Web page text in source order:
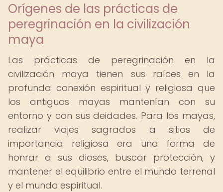
Orígenes de las prácticas de
peregrinación en la civilización
maya
Las prácticas de peregrinación en la
civilización maya tienen sus raíces en la
profunda conexión espiritual y religiosa que
los antiguos mayas mantenían con su
entorno y con sus deidades. Para los mayas,
realizar viajes sagrados a sitios de
importancia religiosa era una forma de
honrar a sus dioses, buscar protección, y
mantener el equilibrio entre el mundo terrenal
y el mundo espiritual.